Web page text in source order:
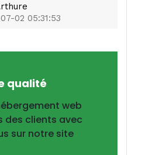
02 05:31:53
qualité
web
des clients avec
sur notre site